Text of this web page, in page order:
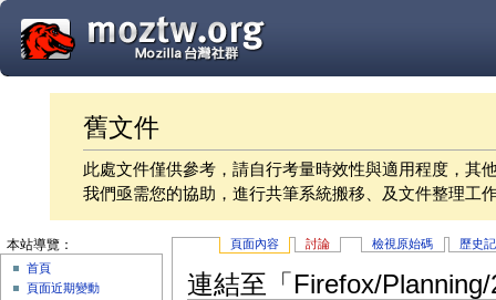
舊文件
此處文件僅供參考，請自行考量時效性與適用程度，其
我們亟需您的協助，進行共筆系統搬移、及文件整理工
頁面內容 討論 檢視原始碼 歷史
連結至「Firefox/
本站導覽：
首頁
頁面近期變動